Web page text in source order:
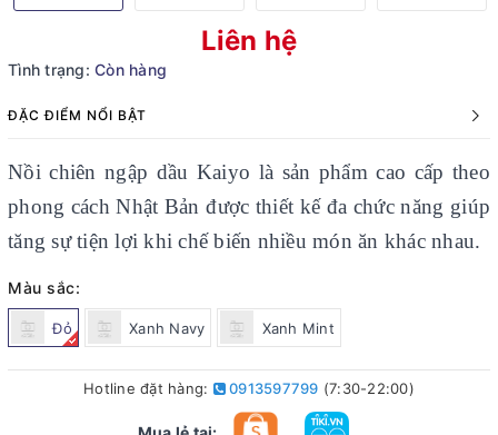
Liên hệ
Tình trạng: Còn hàng
ĐẶC ĐIỂM NỔI BẬT
Nồi chiên ngập dầu Kaiyo là sản phẩm cao cấp theo
phong cách Nhật Bản được thiết kế đa chức năng giúp
tăng sự tiện lợi khi chế biến nhiều món ăn khác nhau.
Màu sắc:
Đỏ Xanh Navy Xanh Mint
Hotline đặt hàng: 0913597799 (7:30-22:00)